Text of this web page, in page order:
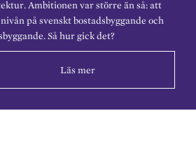
Ambitionen var större än så: att
på svenskt bostadsbyggande och
Så hur gick det?
Läs mer